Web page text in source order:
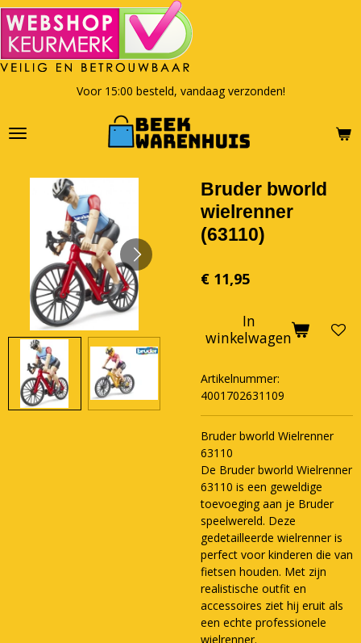
Ga
direct
naar
de
Voor 15:00 besteld, vandaag verzonden!
Bruder bworld
wielrenner
(63110)
€ 11,95
In
winkelwagen
Artikelnummer:
4001702631109
Bruder bworld Wielrenner
63110
De Bruder bworld Wielrenner
63110 is een geweldige
toevoeging aan je Bruder
speelwereld. Deze
gedetailleerde wielrenner is
perfect voor kinderen die van
fietsen houden. Met zijn
realistische outfit en
accessoires ziet hij eruit als
een echte professionele
wielrenner.